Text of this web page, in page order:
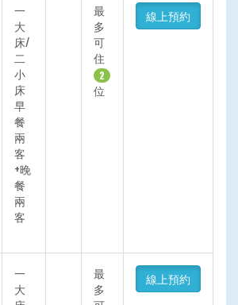
一
大
床/
二
小
床
早
餐
兩
客
+晚
餐
兩
客
最
多
可
住
2
位
線上預約
一
大
最
多
線上預約